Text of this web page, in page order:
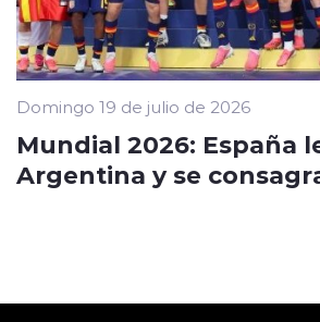
Domingo 19 de julio de 2026
Mundial 2026: España
Argentina y se